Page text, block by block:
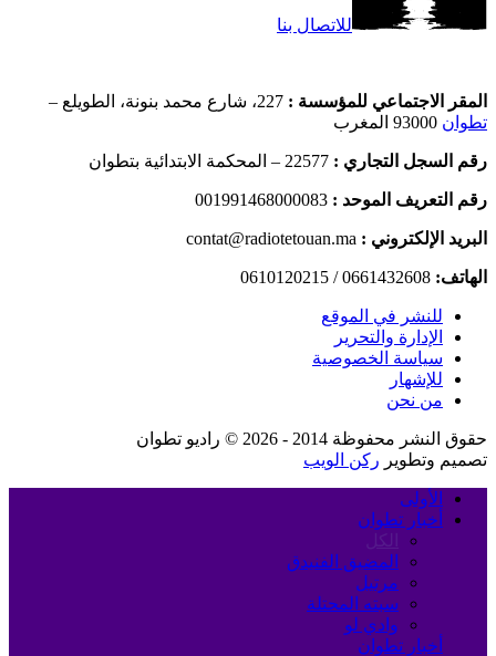
للاتصال بنا
المقر الاجتماعي للمؤسسة : 227، شارع محمد بنونة، الطويلع –
تطوان
رقم السجل التجاري : 22577 – المحكمة الابتدائية بتطوان
رقم التعريف الموحد : 001991468000083
البريد الإلكتروني : contat@radiotetouan.ma
الهاتف: 0661432608 / 0610120215
للنشر في الموقع
الإدارة والتحرير
سياسة الخصوصية
للإشهار
من نحن
حقوق النشر محفوظة 2014 - 2026 © راديو تطوان
تصميم وتطوير ركن الويب
الأولى
أخبار تطوان
الكل
المضيق الفنيدق
مرتيل
سبته المحتلة
وادي لو
أخبار تطوان